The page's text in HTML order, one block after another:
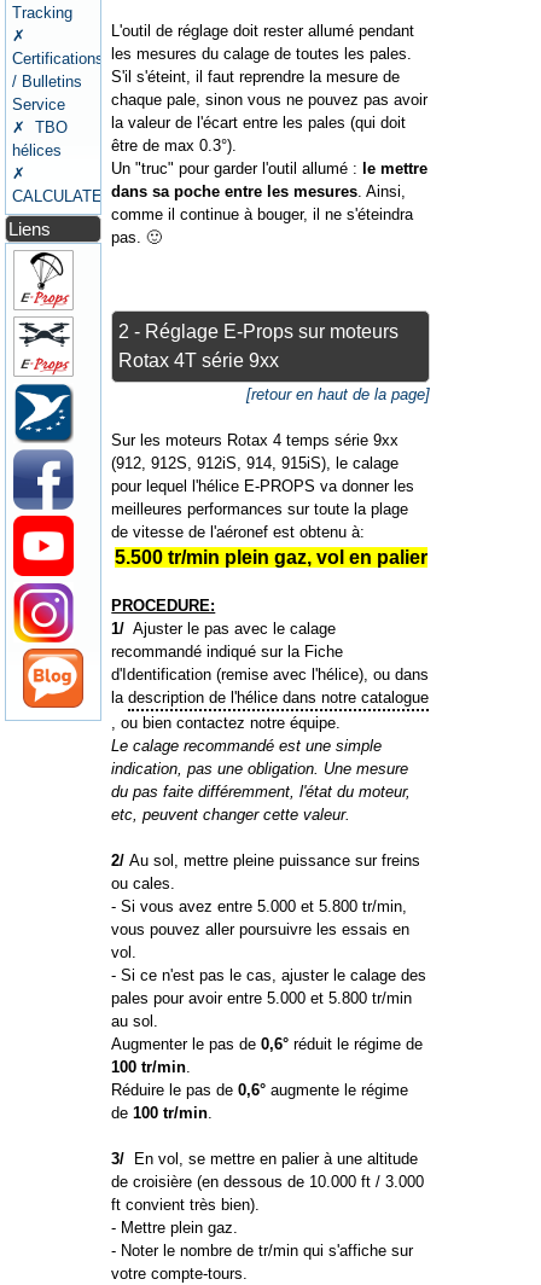
Tracking
✗
Certifications
/ Bulletins
Service
✗ TBO
hélices
✗
CALCULATEURS
Liens
L'outil de réglage doit rester allumé pendant
les mesures du calage de toutes les pales.
S'il s'éteint, il faut reprendre la mesure de
chaque pale, sinon vous ne pouvez pas avoir
la valeur de l'écart entre les pales (qui doit
être de max 0.3°).
Un "truc" pour garder l'outil allumé :le mettre
dans sa poche entre les mesures . Ainsi,
comme il continue à bouger, il ne s'éteindra
pas. 🙂
2 - Réglage E-Props sur moteurs
Rotax 4T série 9xx
[retour en haut de la page]
Sur les moteurs Rotax 4 temps série 9xx
(912, 912S, 912iS, 914, 915iS), le calage
pour lequel l'hélice E-PROPS va donner les
meilleures performances sur toute la plage
de vitesse de l'aéronef est obtenu à:
5.500 tr/min plein gaz, vol en palier
PROCEDURE:
1/ Ajuster le pas avec le calage
recommandé indiqué sur la Fiche
d'Identification (remise avec l'hélice), ou dans
ladescription de l'hélice dans notre catalogue
, ou bien contactez notre équipe.
Le calage recommandé est une simple
indication, pas une obligation. Une mesure
du pas faite différemment, l'état du moteur,
etc, peuvent changer cette valeur.
2/ Au sol, mettre pleine puissance sur freins
ou cales.
- Si vous avez entre 5.000 et 5.800 tr/min,
vous pouvez aller poursuivre les essais en
vol.
- Si ce n'est pas le cas, ajuster le calage des
pales pour avoir entre 5.000 et 5.800 tr/min
au sol.
Augmenter le pas de0,6° réduit le régime de
100 tr/min
Réduire le pas de0,6° augmente le régime
de100 tr/min
3/ En vol, se mettre en palier à une altitude
de croisière (en dessous de 10.000 ft / 3.000
ft convient très bien).
- Mettre plein gaz.
- Noter le nombre de tr/min qui s'affiche sur
votre compte-tours.